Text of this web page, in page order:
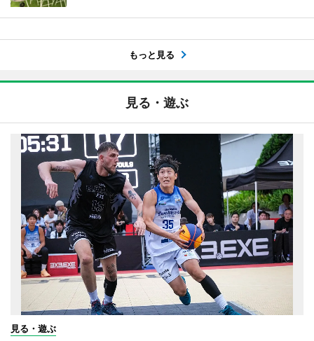
もっと見る
見る・遊ぶ
見る・遊ぶ